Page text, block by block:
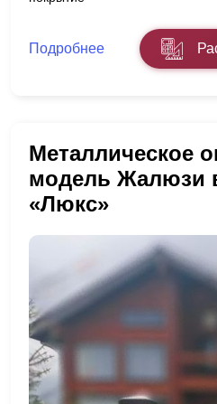
Подробнее
Металлическое
модель Жалюзи
«Люкс»